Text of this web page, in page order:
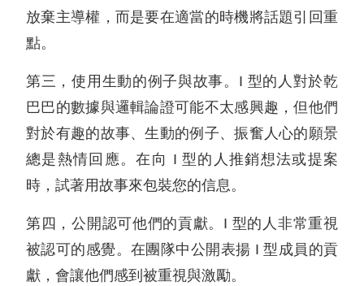
放棄主導權，而是要在適當的時機將話題引回重
點。
第三，使用生動的例子與故事。I 型的人對於乾
巴巴的數據與邏輯論證可能不太感興趣，但他們
對於有趣的故事、生動的例子、振奮人心的願景
總是熱情回應。在向 I 型的人推銷想法或提案
時，試著用故事來包裝您的信息。
第四，公開認可他們的貢獻。I 型的人非常重視
被認可的感覺。在團隊中公開表揚 I 型成員的貢
獻，會讓他們感到被重視與激勵。